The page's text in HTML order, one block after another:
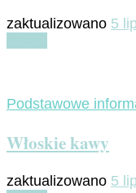
zaktualizowano 5
Podstawowe
Włoskie kawy
zaktualizowano 5